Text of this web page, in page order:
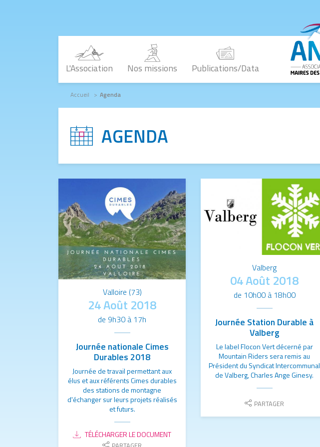
L'Association Nos missions Publications/Data
Fil d'Ariane
Accueil Agenda
AGENDA
Valloire (73)
24 Août 2018
de 9h30 à 17h
Journée nationale Cimes
Durables 2018
Journée de travail permettant aux
élus et aux référents Cimes durables
des stations de montagne
d'échanger sur leurs projets réalisés
et futurs.
TÉLÉCHARGER LE DOCUMENT
Valberg
04 Août 2018
de 10h00 à 18h00
Journée Station Durable à
Valberg
Le label Flocon Vert décerné par
Mountain Riders sera remis au
Président du Syndicat Intercommunal
de Valberg, Charles Ange Ginesy.
Partager
le